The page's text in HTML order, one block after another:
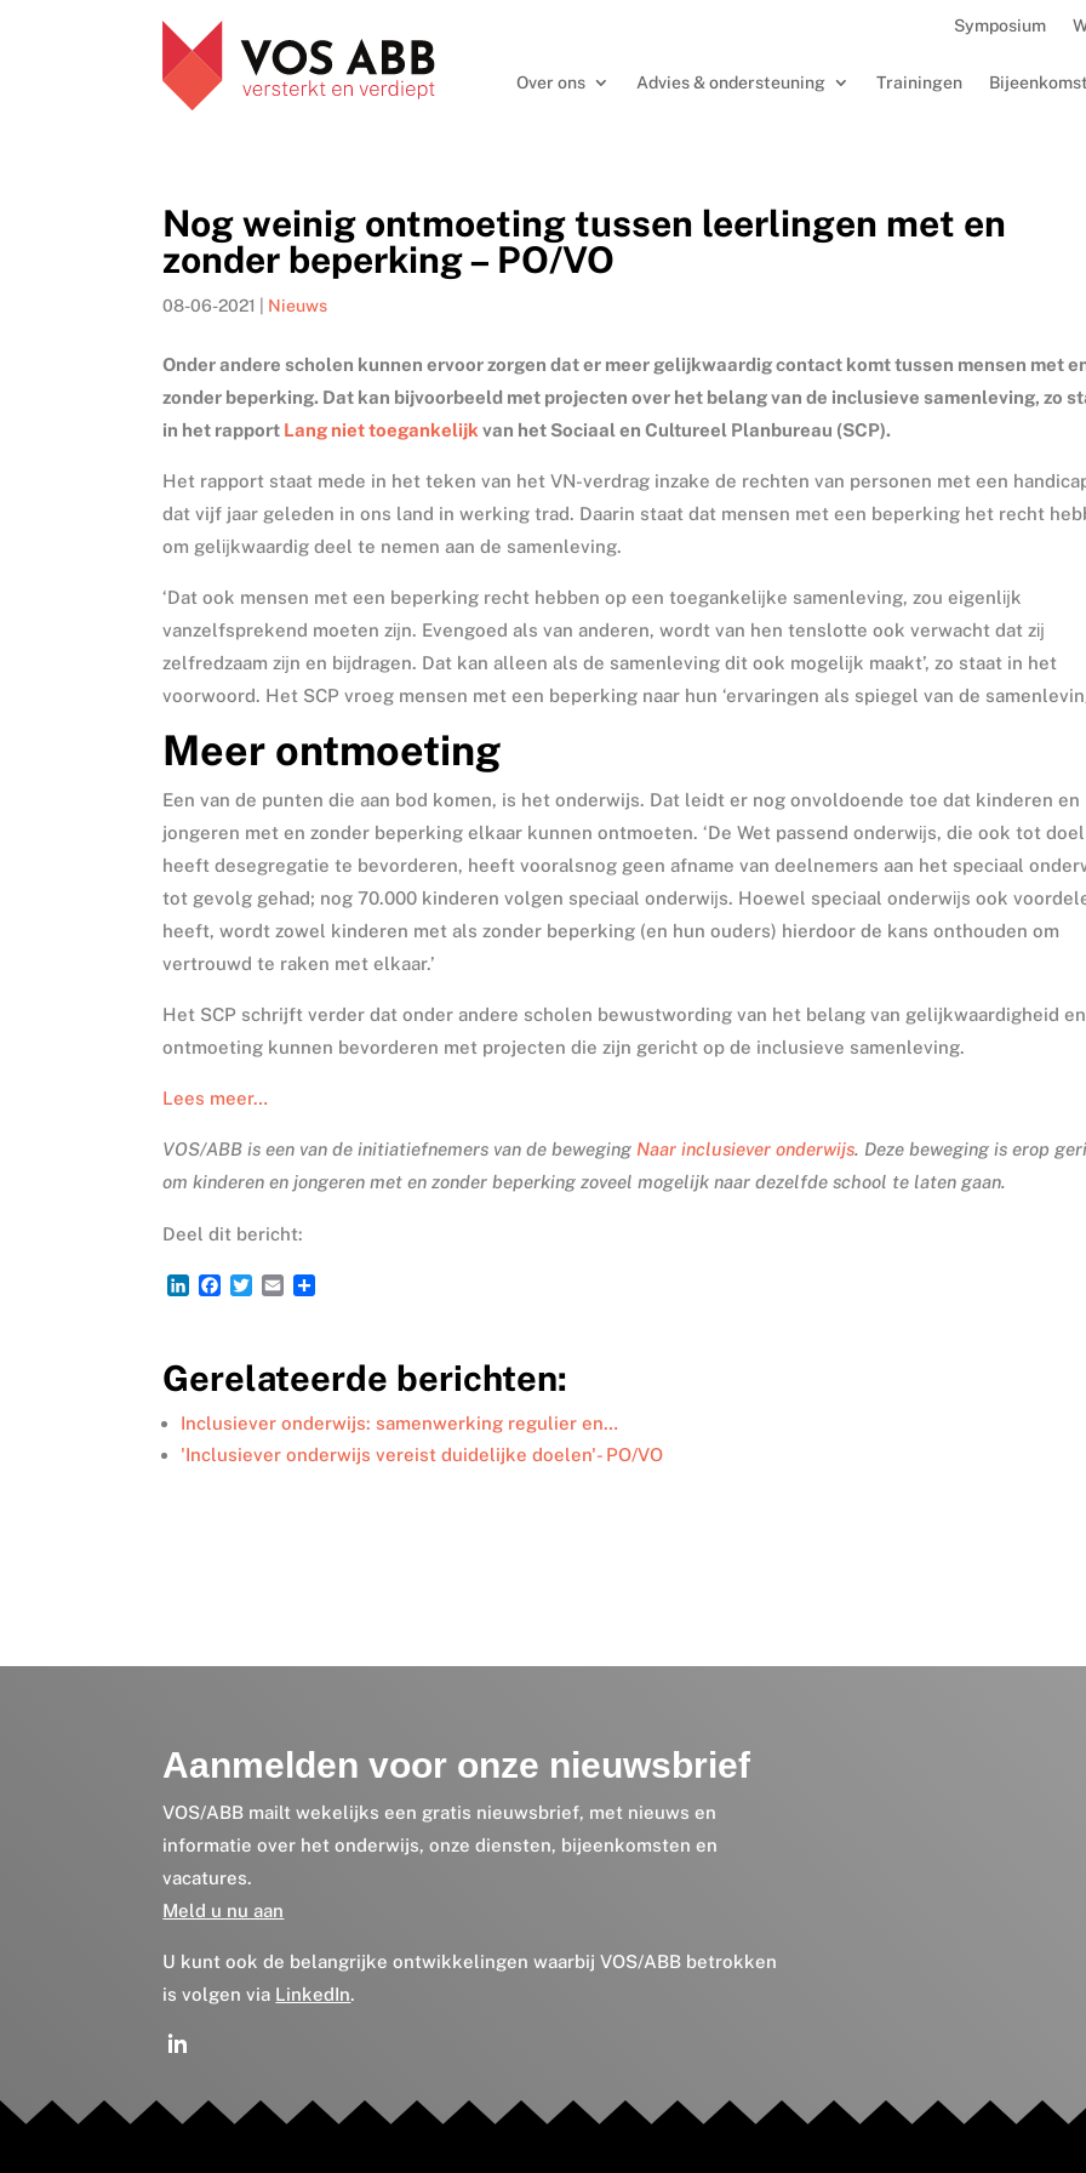
Symposium
Over ons Advies & ondersteuning Trainingen
Nog weinig ontmoeting tussen leerlingen met en
zonder beperking – PO/VO
08-06-2021 Nieuws
Onder andere scholen kunnen ervoor zorgen dat er meer gelijkwaardig contact komt tussen mensen met
zonder beperking. Dat kan bijvoorbeeld met projecten over het belang van de inclusieve samenleving, zo
in het rapport Lang niet toegankelijk van het Sociaal en Cultureel Planbureau (SCP).
Het rapport staat mede in het teken van het VN-verdrag inzake de rechten van personen met een
dat vijf jaar geleden in ons land in werking trad. Daarin staat dat mensen met een beperking het recht
om gelĳkwaardig deel te nemen aan de samenleving.
‘Dat ook mensen met een beperking recht hebben op een toegankelĳke samenleving, zou eigenlĳk
vanzelfsprekend moeten zĳn. Evengoed als van anderen, wordt van hen tenslotte ook verwacht dat zĳ
zelfredzaam zĳn en bĳdragen. Dat kan alleen als de samenleving dit ook mogelĳk maakt’, zo staat in het
voorwoord. Het SCP vroeg mensen met een beperking naar hun ‘ervaringen als spiegel van de
Meer ontmoeting
Een van de punten die aan bod komen, is het onderwijs. Dat leidt er nog onvoldoende toe dat kinderen en
jongeren met en zonder beperking elkaar kunnen ontmoeten. ‘De Wet passend onderwĳs, die ook tot doel
heeft desegregatie te bevorderen, heeft vooralsnog geen afname van deelnemers aan het speciaal
tot gevolg gehad; nog 70.000 kinderen volgen speciaal onderwĳs. Hoewel speciaal onderwĳs ook
heeft, wordt zowel kinderen met als zonder beperking (en hun ouders) hierdoor de kans onthouden om
vertrouwd te raken met elkaar.’
Het SCP schrijft verder dat onder andere scholen bewustwording van het belang van gelijkwaardigheid en
ontmoeting kunnen bevorderen met projecten die zijn gericht op de inclusieve samenleving.
Lees meer…
VOS/ABB is een van de initiatiefnemers van de beweging Naar inclusiever onderwijs. Deze beweging is erop
om kinderen en jongeren met en zonder beperking zoveel mogelijk naar dezelfde school te laten gaan.
Deel dit bericht:
L
e
d
I
n
F
b
o
o
k
T
t
e
r
E
l
n
Gerelateerde berichten:
Inclusiever onderwijs: samenwerking regulier en…
'Inclusiever onderwijs vereist duidelijke doelen'- PO/VO
Aanmelden voor onze nieuwsbrief
VOS/ABB mailt wekelijks een gratis nieuwsbrief, met nieuws en
informatie over het onderwijs, onze diensten, bijeenkomsten en
vacatures.
Meld u nu aan
U kunt ook de belangrijke ontwikkelingen waarbij VOS/ABB betrokken
is volgen via LinkedIn.